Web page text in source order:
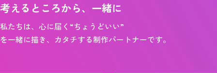
考えるところから、一緒に
私たちは、心に届く“ちょうどいい”
を一緒に描き、カタチする制作パートナーです。